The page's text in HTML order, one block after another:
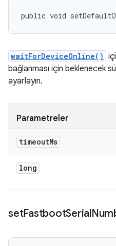
public void
waitForDeviceOnline()
bağlanması için beklenecek
ayarlayın.
Parametreler
timeoutMs
long
setFastbootSerial